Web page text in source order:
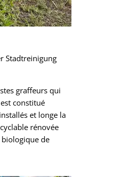
Stadtreinigung
graffeurs qui
constitué
et longe la
rénovée
biologique de